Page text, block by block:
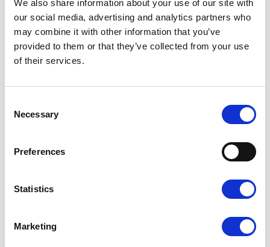
We also share information about your use of our site with
our social media, advertising and analytics partners who
may combine it with other information that you’ve
provided to them or that they’ve collected from your use
of their services.
Selection
Necessary
Preferences
Statistics
Marketing
Du behöver vara minst 18 år för att
göra behandling
För att göra en behandling hos Nordic Hair
Köper du ett paket om 4 PRP-behandlingar
behandlingar Standard eller XL så gäller paketet